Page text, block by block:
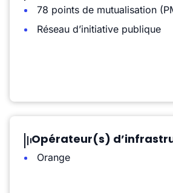
78 points de mutualisation
Réseau d’initiative publique
Opérateur(s)
Orange